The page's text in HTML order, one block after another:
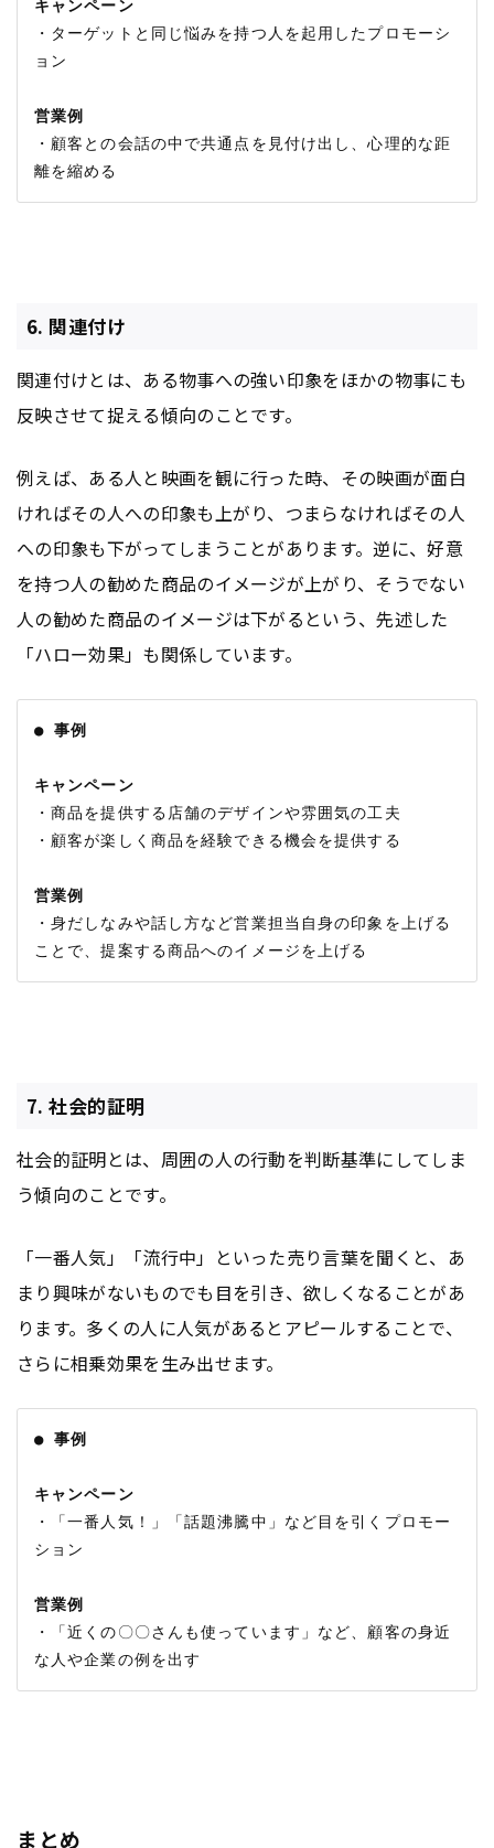
キャンペーン
・ターゲットと同じ悩みを持つ人を起用したプロモーシ
ョン
営業例
・顧客との会話の中で共通点を見付け出し、心理的な距
6. 関連付け
関連付けとは、ある物事への強い印象をほかの物事にも
反映させて捉える傾向のことです。
例えば、ある人と映画を観に行った時、その映画が面白
ければその人への印象も上がり、つまらなければその人
への印象も下がってしまうことがあります。逆に、好意
を持つ人の勧めた商品のイメージが上がり、そうでない
人の勧めた商品のイメージは下がるという、先述した
「ハロー効果」も関係しています。
● 事例
キャンペーン
・商品を提供する店舗のデザインや雰囲気の工夫
・顧客が楽しく商品を経験できる機会を提供する
営業例
・身だしなみや話し方など営業担当自身の印象を上げる
7. 社会的証明
社会的証明とは、周囲の人の行動を判断基準にしてしま
う傾向のことです。
「一番人気」「流行中」といった売り言葉を聞くと、あ
まり興味がないものでも目を引き、欲しくなることがあ
ります。多くの人に人気があるとアピールすることで、
さらに相乗効果を生み出せます。
● 事例
キャンペーン
・「一番人気！」「話題沸騰中」など目を引くプロモー
ション
営業例
・「近くの〇〇さんも使っています」など、顧客の身近
まとめ